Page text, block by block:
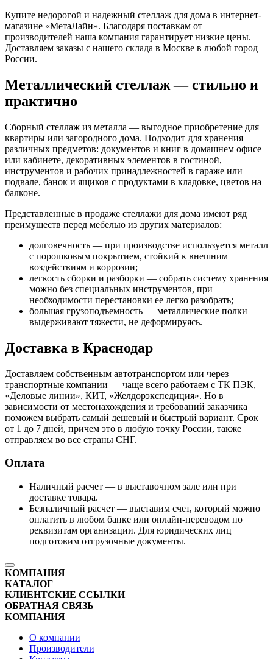
Купите недорогой и надежный стеллаж для дома в интернет-
магазине «МетаЛайн». Благодаря поставкам от
производителей наша компания гарантирует низкие цены.
Доставляем заказы с нашего склада в Москве в любой город
России.
Металлический стеллаж — стильно и
практично
Сборный стеллаж из металла — выгодное приобретение для
квартиры или загородного дома. Подходит для хранения
различных предметов: документов и книг в домашнем офисе
или кабинете, декоративных элементов в гостиной,
инструментов и рабочих принадлежностей в гараже или
подвале, банок и ящиков с продуктами в кладовке, цветов на
балконе.
Представленные в продаже стеллажи для дома имеют ряд
преимуществ перед мебелью из других материалов:
долговечность — при производстве используется металл
с порошковым покрытием, стойкий к внешним
воздействиям и коррозии;
легкость сборки и разборки — собрать систему хранения
можно без специальных инструментов, при
необходимости перестановки ее легко разобрать;
большая грузоподъемность — металлические полки
выдерживают тяжести, не деформируясь.
Доставка в Краснодар
Доставляем собственным автотранспортом или через
транспортные компании — чаще всего работаем с ТК ПЭК,
«Деловые линии», КИТ, «Желдорэкспедиция». Но в
зависимости от местонахождения и требований заказчика
поможем выбрать самый дешевый и быстрый вариант. Срок
от 1 до 7 дней, причем это в любую точку России, также
отправляем во все страны СНГ.
Оплата
Наличный расчет — в выставочном зале или при
доставке товара.
Безналичный расчет — выставим счет, который можно
оплатить в любом банке или онлайн-переводом по
реквизитам организации. Для юридических лиц
подготовим отгрузочные документы.
КОМПАНИЯ
КАТАЛОГ
КЛИЕНТСКИЕ ССЫЛКИ
ОБРАТНАЯ СВЯЗЬ
КОМПАНИЯ
О компании
Производители